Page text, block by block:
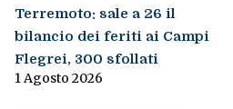
Terremoto: sale a 26 il
bilancio dei feriti ai Campi
Flegrei, 300 sfollati
1 Agosto 2026